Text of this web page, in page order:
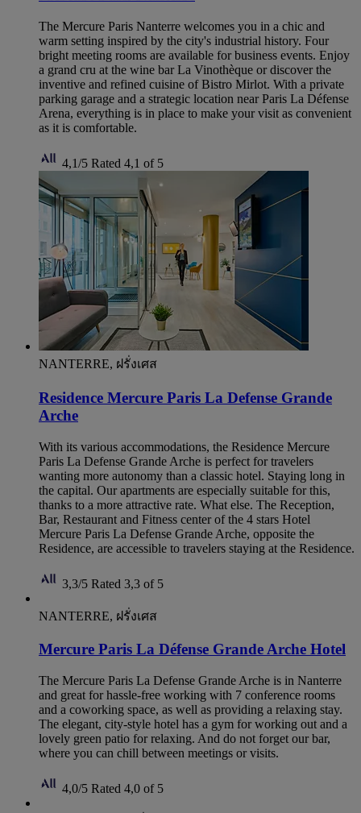
The Mercure Paris Nanterre welcomes you in a chic and
warm setting inspired by the city's industrial history. Four
bright meeting rooms are available for business events. Enjoy
a grand cru at the wine bar La Vinothèque or discover the
inventive and refined cuisine of Bistro Mirlot. With a private
parking garage and a strategic location near Paris La Défense
Arena, everything is in place to make your visit as convenient
as it is comfortable.
4,1/5 Rated 4,1 of 5
NANTERRE, ฝรั่งเศส
Residence Mercure Paris La Defense Grande
Arche
With its various accommodations, the Residence Mercure
Paris La Defense Grande Arche is perfect for travelers
wanting more autonomy than a classic hotel. Staying long in
the capital. Our apartments are especially suitable for this,
thanks to a more attractive rate. What else. The Reception,
Bar, Restaurant and Fitness center of the 4 stars Hotel
Mercure Paris La Defense Grande Arche, opposite the
Residence, are accessible to travelers staying at the Residence.
3,3/5 Rated 3,3 of 5
NANTERRE, ฝรั่งเศส
Mercure Paris La Défense Grande Arche Hotel
The Mercure Paris La Defense Grande Arche is in Nanterre
and great for hassle-free working with 7 conference rooms
and a coworking space, as well as providing a relaxing stay.
The elegant, city-style hotel has a gym for working out and a
lovely green patio for relaxing. And do not forget our bar,
where you can chill between meetings or visits.
4,0/5 Rated 4,0 of 5